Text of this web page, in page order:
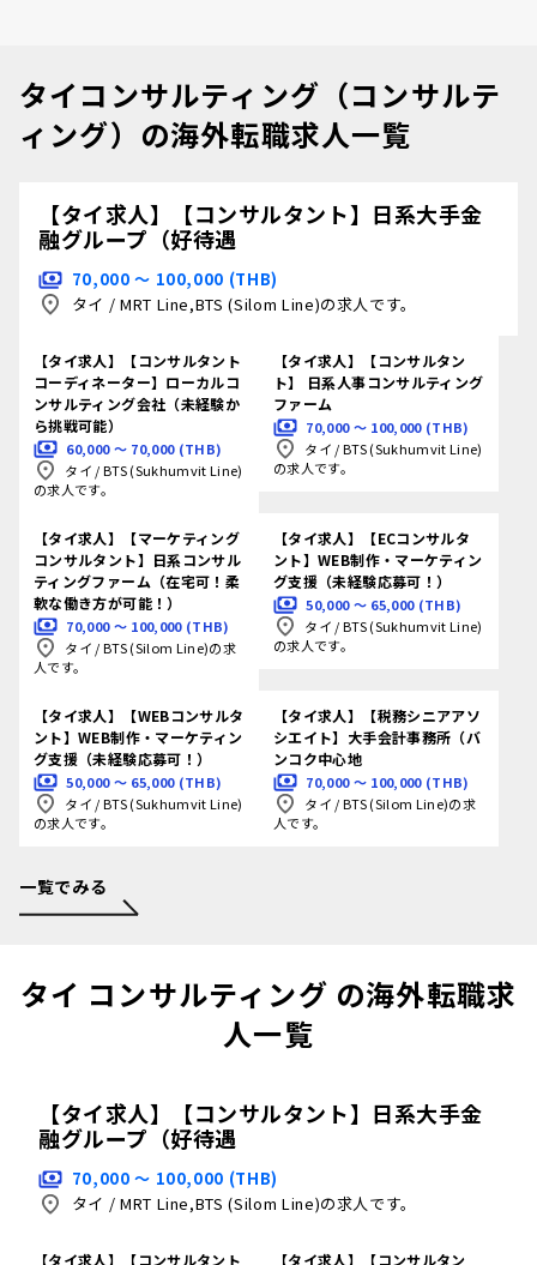
タイコンサルティング（コンサルテ
ィング）の海外転職求人一覧
【タイ求人】【コンサルタント】日系大手金
融グループ（好待遇
70,000 〜 100,000 (THB)
タイ / MRT Line,BTS (Silom Line)の求人です。
【タイ求人】【コンサルタント
コーディネーター】ローカルコ
ンサルティング会社（未経験か
ら挑戦可能）
60,000 〜 70,000 (THB)
タイ /BTS (Sukhumvit Line)
の求人です。
【タイ求人】【コンサルタン
ト】 日系人事コンサルティング
ファーム
70,000 〜 100,000 (THB)
タイ /BTS (Sukhumvit Line)
の求人です。
【タイ求人】【マーケティング
コンサルタント】日系コンサル
ティングファーム（在宅可！柔
軟な働き方が可能！）
70,000 〜 100,000 (THB)
タイ /BTS (Silom Line)の求
人です。
【タイ求人】【ECコンサルタ
ント】WEB制作・マーケティン
グ支援（未経験応募可！）
50,000 〜 65,000 (THB)
タイ /BTS (Sukhumvit Line)
の求人です。
【タイ求人】【WEBコンサルタ
ント】WEB制作・マーケティン
グ支援（未経験応募可！）
50,000 〜 65,000 (THB)
タイ /BTS (Sukhumvit Line)
の求人です。
【タイ求人】【税務シニアアソ
シエイト】大手会計事務所（バ
ンコク中心地
70,000 〜 100,000 (THB)
タイ /BTS (Silom Line)の求
人です。
一覧でみる
タイ コンサルティング の海外転職求
人一覧
【タイ求人】【コンサルタント】日系大手金
融グループ（好待遇
70,000 〜 100,000 (THB)
タイ / MRT Line,BTS (Silom Line)の求人です。
【タイ求人】【コンサルタント
【タイ求人】【コンサルタン